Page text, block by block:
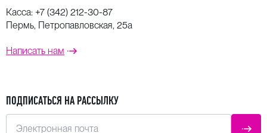
Касса: +7 (342) 212-30-87
Пермь, Петропавловская, 25а
Написать нам
ПОДПИСАТЬСЯ НА РАССЫЛКУ